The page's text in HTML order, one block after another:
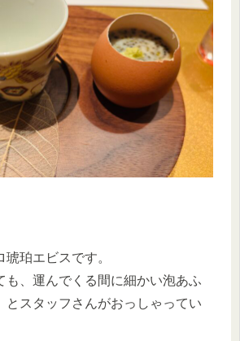
珀エビスです。
も、運んでくる間に細かい泡あふ
とスタッフさんがおっしゃってい